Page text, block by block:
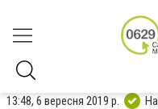
13:48, 6 вересня 2019 р.